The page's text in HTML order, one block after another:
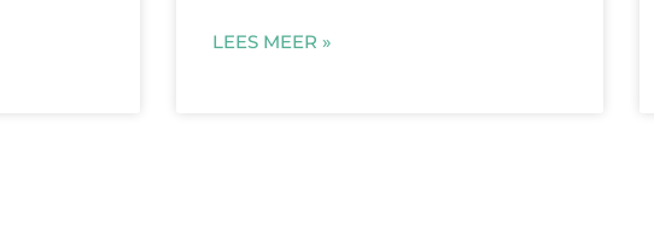
LEES MEER »